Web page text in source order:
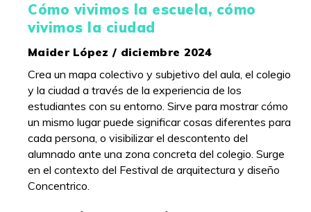
Cómo vivimos la escuela, cómo
vivimos la ciudad
Maider López / diciembre 2024
Crea un mapa colectivo y subjetivo del aula, el colegio
y la ciudad a través de la experiencia de los
estudiantes con su entorno. Sirve para mostrar cómo
un mismo lugar puede significar cosas diferentes para
cada persona, o visibilizar el descontento del
alumnado ante una zona concreta del colegio. Surge
en el contexto del Festival de arquitectura y diseño
Concentrico.